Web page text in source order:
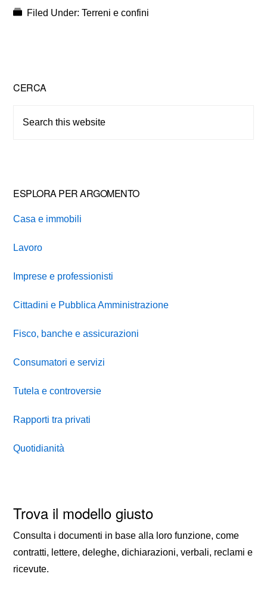
Filed Under:Terreni e confini
Primary
Sidebar
CERCA
ESPLORA PER ARGOMENTO
Casa e immobili
Lavoro
Imprese e professionisti
Cittadini e Pubblica Amministrazione
Fisco, banche e assicurazioni
Consumatori e servizi
Tutela e controversie
Rapporti tra privati
Quotidianità
Trova il modello giusto
Consulta i documenti in base alla loro funzione, come
contratti, lettere, deleghe, dichiarazioni, verbali, reclami e
ricevute.